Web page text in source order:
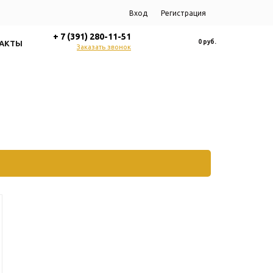
Вход Регистрация
+ 7 (391) 280-11-51
Заказать звонок
0 руб.